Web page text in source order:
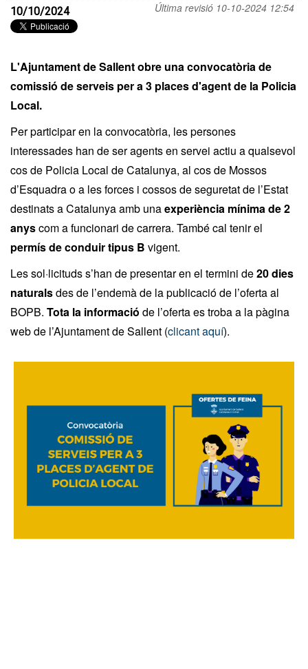
Última revisió 10-10-2024 12:54
10/10/2024
L'Ajuntament de Sallent obre una convocatòria de
comissió de serveis per a 3 places d'agent de la Policia
Local.
Per participar en la convocatòria, les persones
interessades han de ser agents en servei actiu a qualsevol
cos de Policia Local de Catalunya, al cos de Mossos
d’Esquadra o a les forces i cossos de seguretat de l’Estat
destinats a Catalunya amb unaexperiència mínima de 2
anyscom a funcionari de carrera. També cal tenir el
permís de conduir tipus B vigent.
Les sol·licituds s’han de presentar en el termini de20 dies
naturalsdes de l’endemà de la publicació de l’oferta al
BOPB. Tota la informació de l’oferta es troba a la pàgina
web de l’Ajuntament de Sallent (clicant aquí).